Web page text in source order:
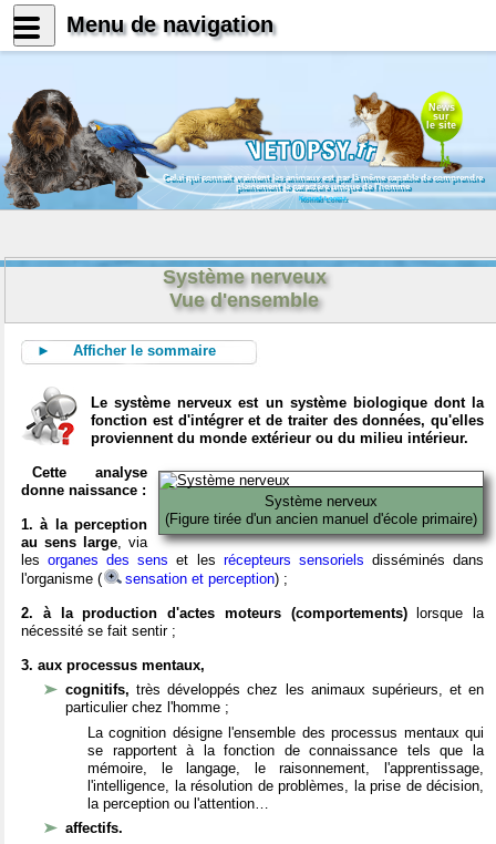
News
sur
le site
Celui qui connait vraiment les animaux est par là même capable de comprendre
pleinement le caractère unique de l'homme
Konrad Lorenz
Système nerveux
Vue d'ensemble
► Afficher le sommaire
Le système nerveux est un système biologique dont la
fonction est d'intégrer et de traiter des données, qu'elles
proviennent du monde extérieur ou du milieu intérieur.
Système nerveux
(Figure tirée d'un ancien manuel d'école primaire)
Cette analyse
donne naissance :
1. à la perception
au sens large, via
lesorganes des sens et les récepteurs sensoriels disséminés dans
l'organisme (
sensation et perception) ;
2. à la production d'actes moteurs (comportements)lorsque la
nécessité se fait sentir ;
3. aux processus mentaux,
cognitifs,très développés chez les animaux supérieurs, et en
particulier chez l'homme ;
La cognition désigne l'ensemble des processus mentaux qui
se rapportent à la fonction de connaissance tels que la
mémoire, le langage, le raisonnement, l'apprentissage,
l'intelligence, la résolution de problèmes, la prise de décision,
la perception ou l'attention…
affectifs.
Menu de navigation